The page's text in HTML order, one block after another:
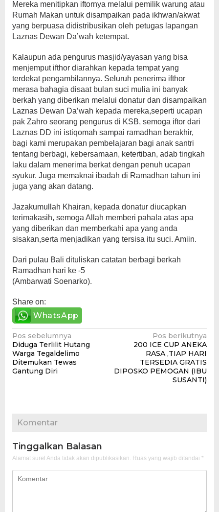
Mereka menitipkan iftornya melalui pemilik warung atau
Rumah Makan untuk disampaikan pada ikhwan/akwat
yang berpuasa didistribusikan oleh petugas lapangan
Laznas Dewan Da’wah ketempat.
Kalaupun ada pengurus masjid/yayasan yang bisa
menjemput ifthor diarahkan kepada tempat yang
terdekat pengambilannya. Seluruh penerima ifthor
merasa bahagia disaat bulan suci mulia ini banyak
berkah yang diberikan melalui donatur dan disampaikan
Laznas Dewan Da’wah kepada mereka,seperti ucapan
pak Zahro seorang pengurus di KSB, semoga iftor dari
Laznas DD ini istiqomah sampai ramadhan berakhir,
bagi kami merupakan pembelajaran bagi anak santri
tentang berbagi, kebersamaan, ketertiban, adab tingkah
laku dalam menerima berkat dengan penuh ucapan
syukur. Juga memaknai ibadah di Ramadhan tahun ini
juga yang akan datang.
Jazakumullah Khairan, kepada donatur diucapkan
terimakasih, semoga Allah memberi pahala atas apa
yang diberikan dan memberkahi apa yang anda
sisakan,serta menjadikan yang tersisa itu suci. Amiin.
Dari pulau Bali dituliskan catatan berbagi berkah
Ramadhan hari ke -5
(Ambarwati Soenarko).
Share on:
WhatsApp
Navigasi
pos
Pos sebelumnya
Diduga Terlilit Hutang
Warga Tegaldelimo
Ditemukan Tewas
Gantung Diri
Pos berikutnya
200 ICE CUP ANEKA
RASA ,TIAP HARI
TERSEDIA GRATIS
DIPOSKO PEMOGAN (IBU
SUSANTI)
Komentar
Tinggalkan Balasan
Alamat surel Anda tidak akan dipublikasikan. Ruas yang wajib ditandai *